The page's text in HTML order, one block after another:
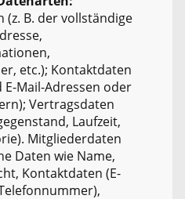
(z. B. der vollständige
etc.); Kontaktdaten
E-Mail-Adressen oder
Vertragsdaten
Laufzeit,
Mitgliederdaten
Daten wie Name,
Kontaktdaten (E-